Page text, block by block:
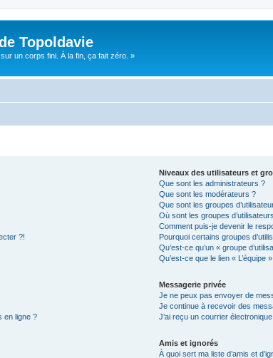
Topoldavie
un corps fini. À la fin, ça fait zéro. »
?!
en ligne ?
Niveaux des utilisateurs et
Que sont les administrateurs ?
Que sont les modérateurs ?
Que sont les groupes
Où sont les groupes
Comment puis-je devenir le
Pourquoi certains groupes
Qu’est-ce qu’un « groupe
Qu’est-ce que le lien « L’équipe
Messagerie privée
Je ne peux pas envoyer de
Je continue à recevoir des
J’ai reçu un courrier
Amis et ignorés
À quoi sert ma liste d’amis et